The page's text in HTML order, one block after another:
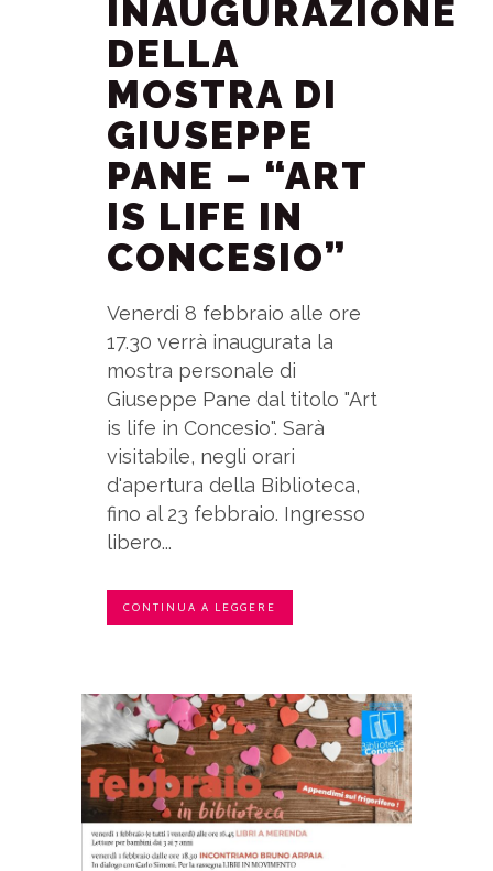
INAUGURAZIONE
DELLA
MOSTRA DI
GIUSEPPE
PANE – “ART
IS LIFE IN
CONCESIO”
Venerdi 8 febbraio alle ore
17.30 verrà inaugurata la
mostra personale di
Giuseppe Pane dal titolo "Art
is life in Concesio". Sarà
visitabile, negli orari
d'apertura della Biblioteca,
fino al 23 febbraio. Ingresso
libero...
CONTINUA A LEGGERE